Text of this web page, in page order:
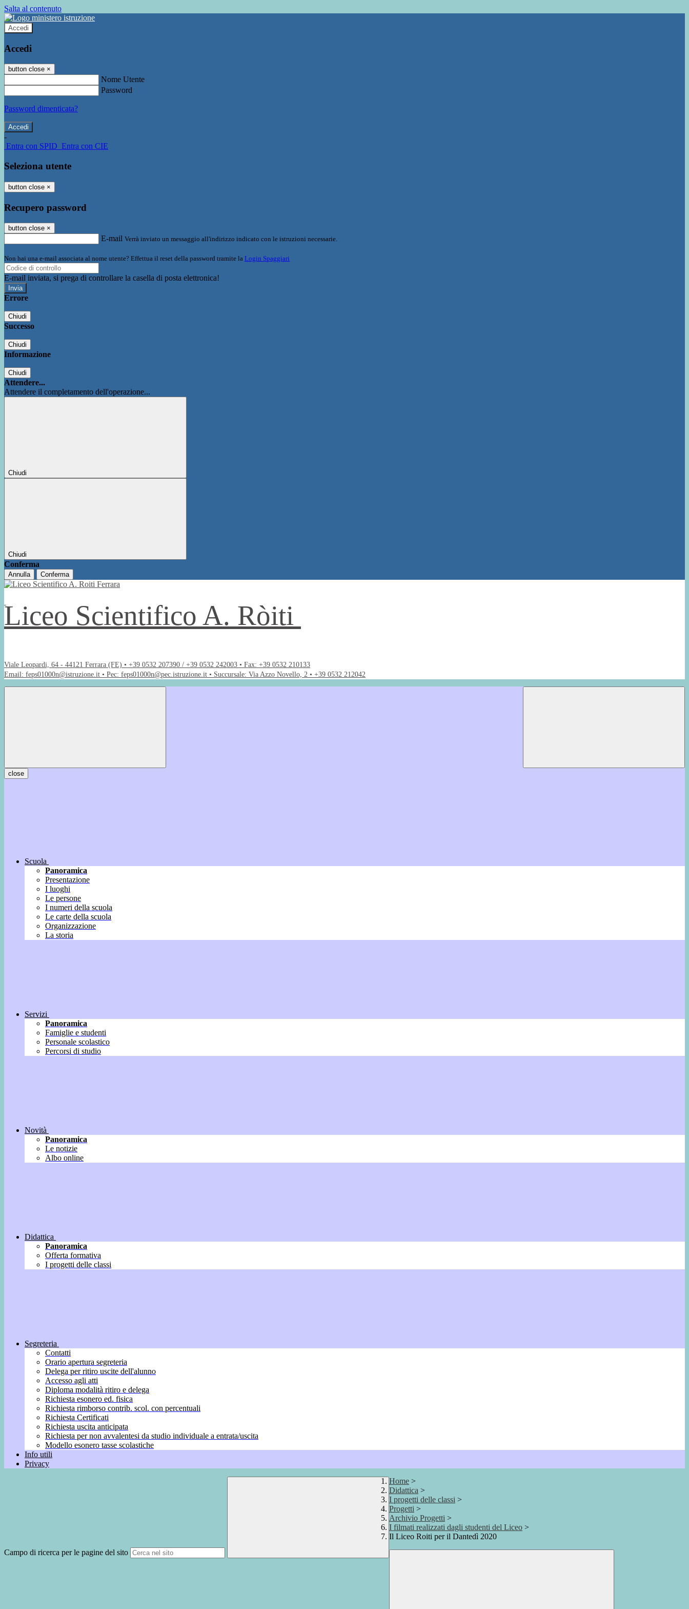
Salta al contenuto
Accedi
Accedi
button close ×
Nome Utente
Password
Password dimenticata?
-
Entra con SPID Entra con CIE
Seleziona utente
button close ×
Recupero password
button close ×
E-mail Verrà inviato un messaggio all'indirizzo indicato con le istruzioni necessarie.
Non hai una e-mail associata al nome utente? Effettua il reset della password tramite la Login Spaggiari
E-mail inviata, si prega di controllare la casella di posta elettronica!
Errore
Chiudi
Successo
Chiudi
Informazione
Chiudi
Attendere...
Attendere il completamento dell'operazione...
Chiudi
Chiudi
Conferma
Annulla Conferma
Liceo Scientifico A. Ròiti
Viale Leopardi, 64 - 44121 Ferrara (FE) • +39 0532 207390 / +39 0532 242003 • Fax: +39 0532 210133
Email: feps01000n@istruzione.it • Pec: feps01000n@pec.istruzione.it • Succursale: Via Azzo Novello, 2 • +39 0532 212042
close
Scuola
Panoramica
Presentazione
I luoghi
Le persone
I numeri della scuola
Le carte della scuola
Organizzazione
La storia
Servizi
Panoramica
Famiglie e studenti
Personale scolastico
Percorsi di studio
Novità
Panoramica
Le notizie
Albo online
Didattica
Panoramica
Offerta formativa
I progetti delle classi
Segreteria
Contatti
Orario apertura segreteria
Delega per ritiro uscite dell'alunno
Accesso agli atti
Diploma modalità ritiro e delega
Richiesta esonero ed. fisica
Richiesta rimborso contrib. scol. con percentuali
Richiesta Certificati
Richiesta uscita anticipata
Richiesta per non avvalentesi da studio individuale a entrata/uscita
Modello esonero tasse scolastiche
Info utili
Privacy
Campo di ricerca per le pagine del sito
Home >
Didattica >
I progetti delle classi >
Progetti >
Archivio Progetti >
I filmati realizzati dagli studenti del Liceo >
Il Liceo Roiti per il Dantedì 2020